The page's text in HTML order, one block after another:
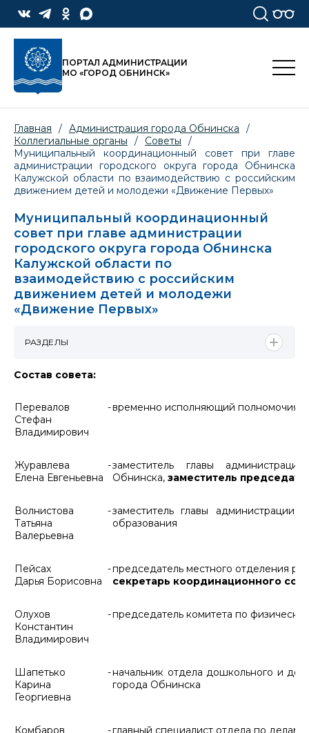
ПОРТАЛ АДМИНИСТРАЦИИ
МО «ГОРОД ОБНИНСК»
Главная / Администрация города Обнинска
/
Коллегиальные органы
/ Советы
/
Муниципальный координационный совет при главе
администрации городского округа города Обнинска
Калужской области по взаимодействию с российским
движением детей и молодежи «Движение Первых»
Муниципальный координационный
совет при главе администрации
городского округа города Обнинска
Калужской области по
взаимодействию с российским
движением детей и молодежи
«Движение Первых»
Состав совета:
Перевалов
Стефан
Владимирович
-временно исполняющий полномочия
Журавлева
Елена Евгеньевна
-заместитель главы
Обнинска, заместитель
Волнистова
Татьяна
Валерьевна
-заместитель главы
образования
Пейсах
Дарья Борисовна
-председатель местного отделения
секретарь координационного
Олухов
Константин
Владимирович
-председатель комитета по
Шапетько
Карина
Георгиевна
-начальник отдела дошкольного и
города Обнинска
Комбаров
-главный специалист отдела по
РАЗДЕЛЫ